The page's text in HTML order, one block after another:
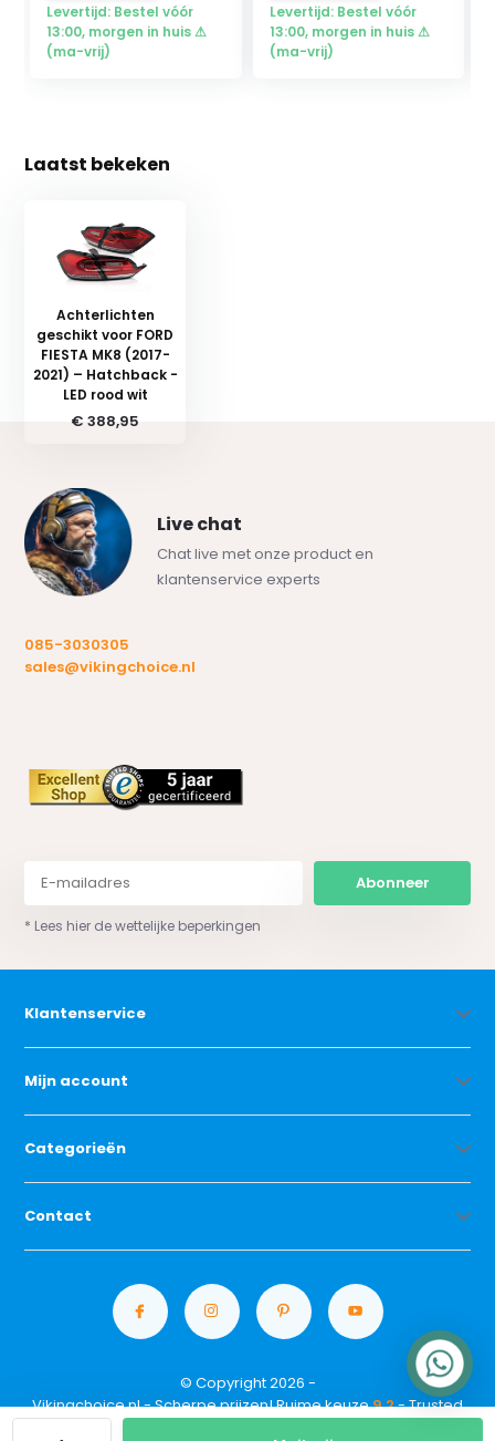
Levertijd: Bestel vóór
13:00, morgen in huis ⚠
(ma-vrij)
Levertijd: Bestel vóór
13:00, morgen in huis ⚠
(ma-vrij)
Laatst bekeken
Achterlichten
geschikt voor FORD
FIESTA MK8 (2017-
2021) – Hatchback -
LED rood wit
€ 388,95
Live chat
Chat live met onze product en
klantenservice experts
085-3030305
sales@vikingchoice.nl
Abonneer
* Lees hier de wettelijke beperkingen
Klantenservice
Mijn account
Categorieën
Contact
© Copyright 2026 -
Vikingchoice.nl - Scherpe prijzen! Ruime keuze9.2- Trusted